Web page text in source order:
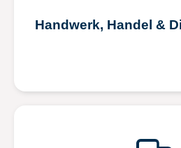
Handwerk, Handel &